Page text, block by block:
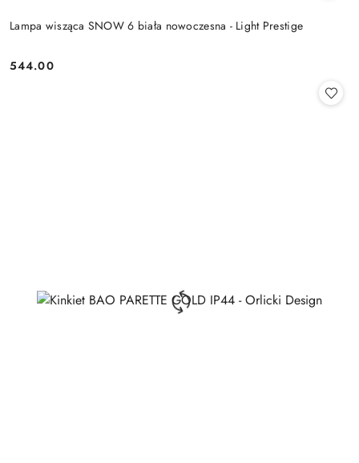
Lampa wisząca SNOW 6 biała nowoczesna - Light Prestige
Cena:
544.00